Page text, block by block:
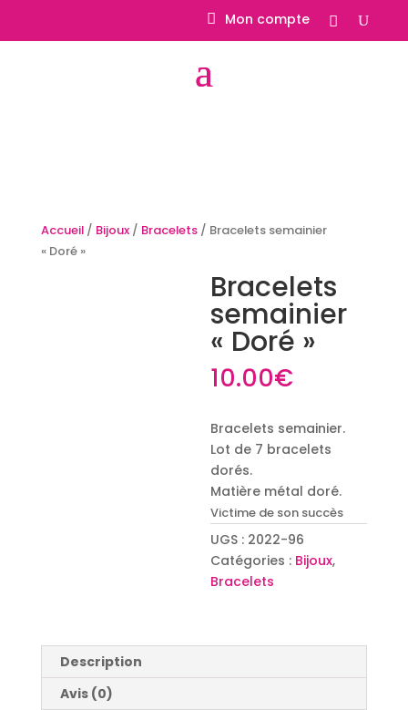
Mon compte
Accueil/ Bijoux/ Bracelets/ Bracelets semainier
« Doré »
Bracelets
semainier
« Doré »
10.00€
Bracelets semainier.
Lot de 7 bracelets
dorés.
Matière métal doré.
Victime de son succès
UGS : 2022-96
Catégories : Bijoux,
Bracelets
Description
Avis (0)